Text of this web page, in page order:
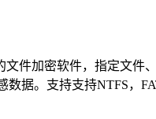
文件加密软件，指定文件
据。支持支持NTFS，